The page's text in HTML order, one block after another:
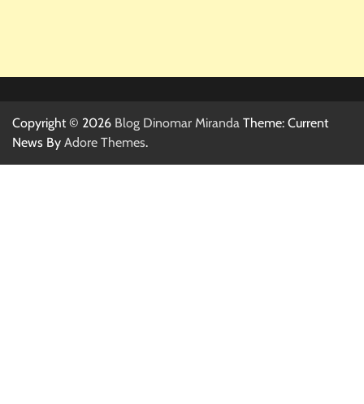
Copyright © 2026 Blog Dinomar Miranda Theme: Current
News By Adore Themes.